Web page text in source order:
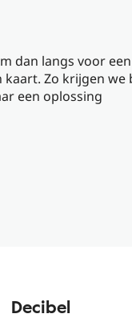
dan langs voor
Zo krijgen
een oplossing
Decibel